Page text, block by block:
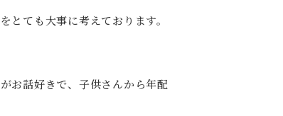
ても大事に考えております。
お話好きで、子供さんから年配